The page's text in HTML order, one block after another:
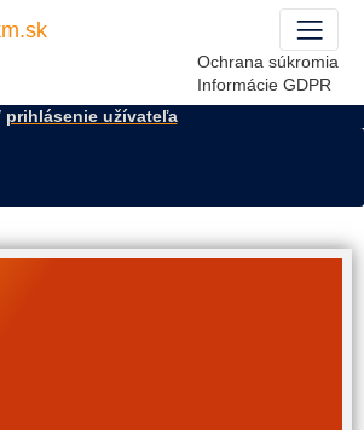
Ochrana súkromia
Informácie GDPR
prihlásenie užívateľa